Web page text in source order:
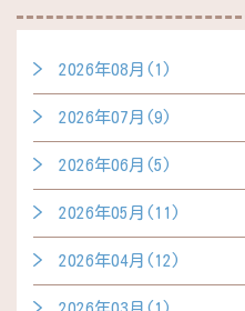
2026年08月(1)
2026年07月(9)
2026年06月(5)
2026年05月(11)
2026年04月(12)